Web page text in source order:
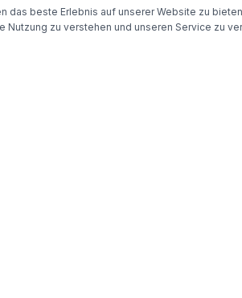
das beste Erlebnis auf unserer Website zu
Nutzung zu verstehen und unseren Service zu